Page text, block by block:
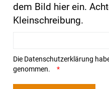
dem Bild hier ein.
Kleinschreibung.
Die Datenschutzerklärung
genommen.